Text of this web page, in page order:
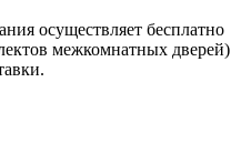
осуществляет бесплатно
межкомнатных дверей)